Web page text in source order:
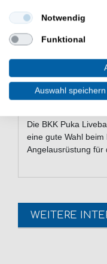
Haken fürs
Anzahl je
Die BKK Puka
eine gute Wahl beim
Angelausrüstung für
WEITERE
Notwendig
Funktional
Auswahl speichern